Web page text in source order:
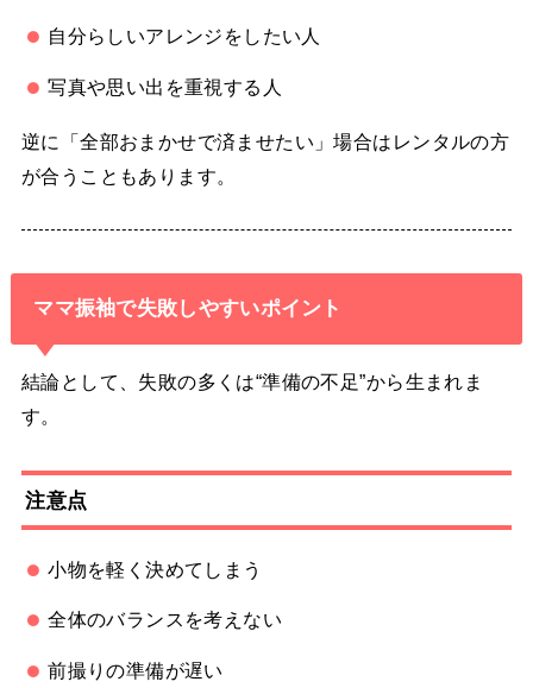
自分らしいアレンジをしたい人
写真や思い出を重視する人
逆に「全部おまかせで済ませたい」場合はレンタルの方
が合うこともあります。
ママ振袖で失敗しやすいポイント
結論として、失敗の多くは“準備の不足”から生まれま
す。
注意点
小物を軽く決めてしまう
全体のバランスを考えない
前撮りの準備が遅い